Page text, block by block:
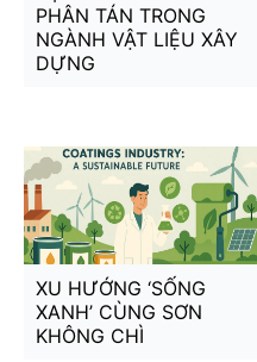
PHÂN TÁN TRONG
NGÀNH VẬT LIỆU XÂY
DỰNG
XU HƯỚNG ‘SỐNG
XANH’ CÙNG SƠN
KHÔNG CHÌ